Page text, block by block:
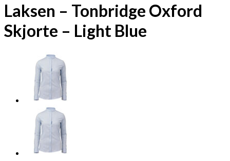
Laksen – Tonbridge Oxford
Skjorte – Light Blue